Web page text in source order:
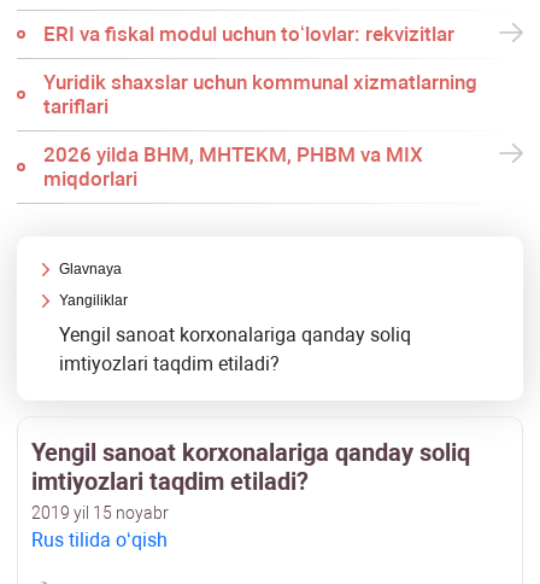
ERI va fiskal modul uchun toʻlovlar: rekvizitlar
Yuridik shaхslar uchun kommunal хizmatlarning
tariflari
2026 yilda BHM, MHTEKM, PHBM va MIX
miqdorlari
Glavnaya
Yangiliklar
Yengil sanoat korхonalariga qanday soliq
imtiyozlari taqdim etiladi?
Yengil sanoat korхonalariga qanday soliq
imtiyozlari taqdim etiladi?
2019 yil 15 noyabr
Rus tilida oʻqish